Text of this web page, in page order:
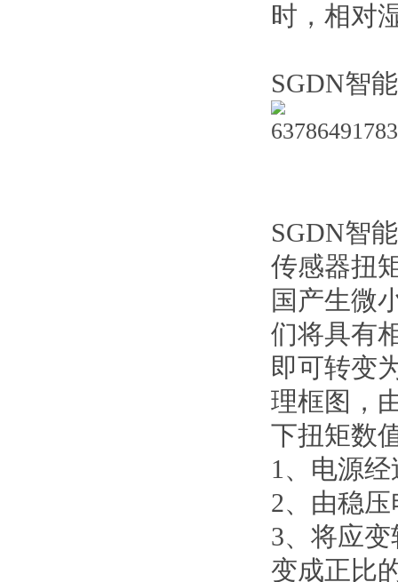
时，相对
SGDN智
SGDN智
传感器扭
国产生微
们将具有
即可转变
理框图，
下扭矩数
1、电源
2、由稳
3、将应
变成正比